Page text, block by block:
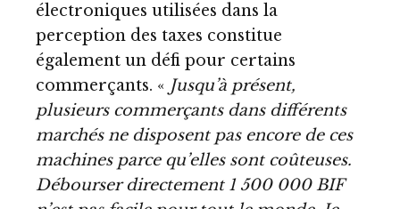
électroniques utilisées dans la
perception des taxes constitue
également un défi pour certains
commerçants. « Jusqu’à présent,
plusieurs commerçants dans différents
marchés ne disposent pas encore de ces
machines parce qu’elles sont coûteuses.
Débourser directement 1 500 000 BIF